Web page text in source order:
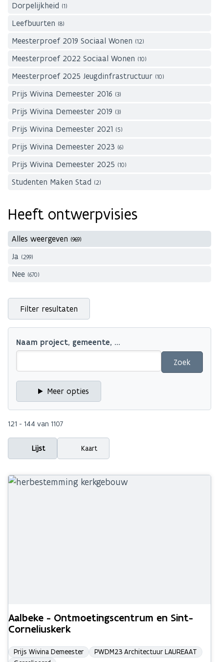
Dorpelijkheid (1)
Leefbuurten (8)
Meesterproef 2019 Sociaal Wonen (12)
Meesterproef 2022 Sociaal Wonen (10)
Meesterproef 2025 Jeugdinfrastructuur (10)
Prijs Wivina Demeester 2016 (3)
Prijs Wivina Demeester 2019 (3)
Prijs Wivina Demeester 2021 (5)
Prijs Wivina Demeester 2023 (6)
Prijs Wivina Demeester 2025 (10)
Studenten Maken Stad (2)
Heeft ontwerpvisies
Alles weergeven (969)
Ja (299)
Nee (670)
Filter resultaten
Naam project, gemeente, ...
Meer opties
121 - 144 van 1107
Lijst Kaart
Aalbeke - Ontmoetingscentrum en Sint-
Corneliuskerk
Prijs Wivina Demeester
PWDM23 Architectuur LAUREAAT